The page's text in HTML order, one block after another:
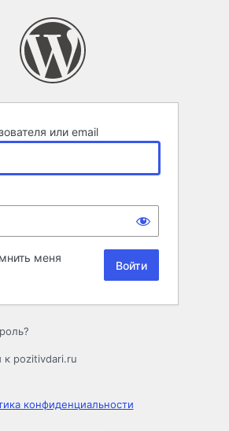
или email
меня
pozitivdari.ru
конфиденциальности